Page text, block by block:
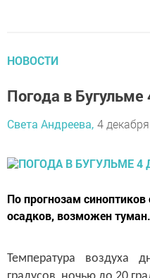
НОВОСТИ
Погода в
Света Андреева, 4
По прогнозам
осадков, возможен туман.
Температура воздуха